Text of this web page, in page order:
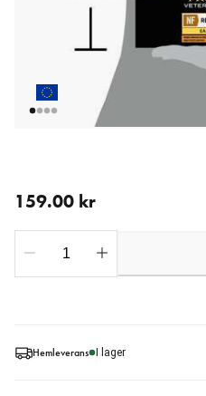
Hemleverans I lager
159.00 kr